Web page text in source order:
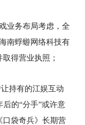
业务布局考虑，全
南蜉蝣网络科技有
得营业执照；
持有的江娱互动
后的“分手”或许意
口袋奇兵》长期营